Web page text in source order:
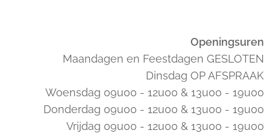
Openingsuren
Maandagen en Feestdagen GESLOTEN
Dinsdag OP AFSPRAAK
Woensdag 09u00 - 12u00 & 13u00 - 19u00
Donderdag 09u00 - 12u00 & 13u00 - 19u00
Vrijdag 09u00 - 12u00 & 13u00 - 19u00